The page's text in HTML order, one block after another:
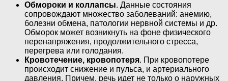
Обмороки и коллапсы. Данные состояния
сопровождают множество заболеваний: анемию,
болезни обмена, патологии нервной системы и др.
Обморок может возникнуть на фоне физического
перенапряжения, продолжительного стресса,
перегрева или голодания.
Кровотечение, кровопотеря. При кровопотере
происходит снижение и пульса, и артериального
давления. Причем, речь идет не только о наружных